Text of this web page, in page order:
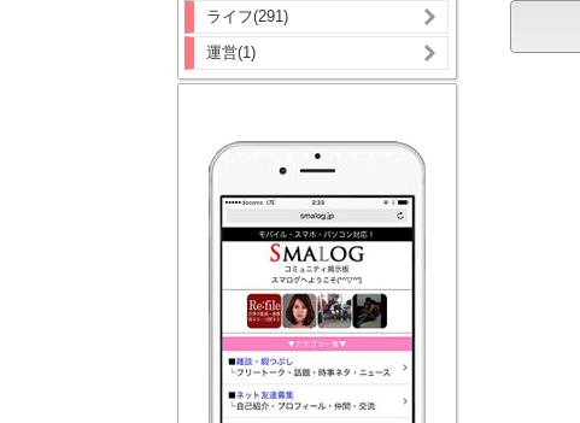
ライフ(291)
運営(1)